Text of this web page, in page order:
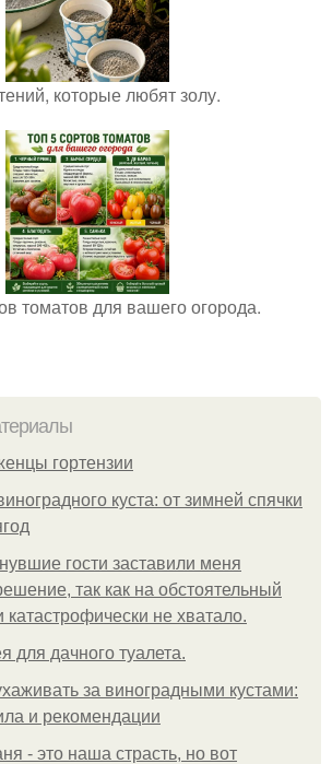
которые любят золу.
томатов для вашего огорода.
гортензии
куста: от зимней спячки
гости заставили меня
так как на обстоятельный
не хватало.
для дачного туалета.
за виноградными кустами:
и рекомендации
- это наша страсть, но вот